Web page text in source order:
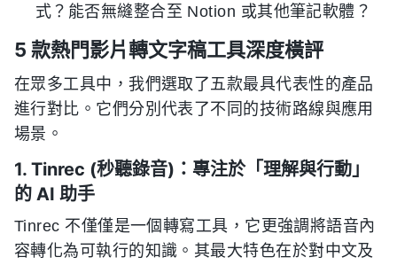
式？能否無縫整合至 Notion 或其他筆記軟體？
5 款熱門影片轉文字稿工具深度橫評
在眾多工具中，我們選取了五款最具代表性的產品
進行對比。它們分別代表了不同的技術路線與應用
場景。
1. Tinrec (秒聽錄音)：專注於「理解與行動」
的 AI 助手
Tinrec 不僅僅是一個轉寫工具，它更強調將語音內
容轉化為可執行的知識。其最大特色在於對中文及